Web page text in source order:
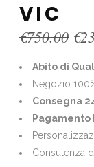
VIC
€750.00 €
Abito di
Negozio
Consegna
Pagamento
Consulenza